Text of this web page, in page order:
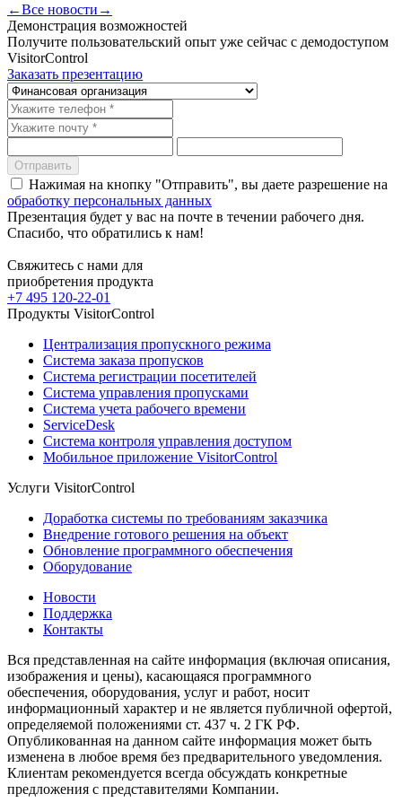
←Все новости →
Демонстрация возможностей
Получите пользовательский опыт уже сейчас с демодоступом
VisitorControl
Заказать презентацию
Отправить
Нажимая на кнопку "Отправить", вы даете разрешение на
обработку персональных данных
Презентация будет у вас на почте в течении рабочего дня.
Спасибо, что обратились к нам!
Свяжитесь с нами для
приобретения продукта
+7 495 120-22-01
Продукты VisitorControl
Централизация пропускного режима
Система заказа пропусков
Система регистрации посетителей
Система управления пропусками
Система учета рабочего времени
ServiceDesk
Система контроля управления доступом
Мобильное приложение VisitorControl
Услуги VisitorControl
Доработка системы по требованиям заказчика
Внедрение готового решения на объект
Обновление программного обеспечения
Оборудование
Новости
Поддержка
Контакты
Вся представленная на сайте информация (включая описания,
изображения и цены), касающаяся программного
обеспечения, оборудования, услуг и работ, носит
информационный характер и не является публичной офертой,
определяемой положениями ст. 437 ч. 2 ГК РФ.
Опубликованная на данном сайте информация может быть
изменена в любое время без предварительного уведомления.
Клиентам рекомендуется всегда обсуждать конкретные
предложения с представителями Компании.